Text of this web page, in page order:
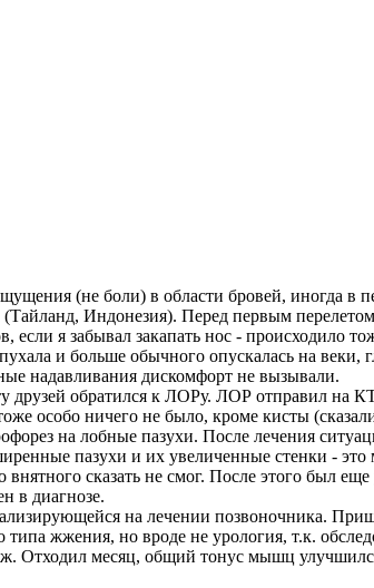
(не боли) в области бровей, иногда в
Индонезия). Перед первым
если я забывал закапать нос -
и больше обычного опускалась на
надавливания дискомфорт не вызывали.
друзей обратился к ЛОРу. ЛОР отправил на
особо ничего не было, кроме кисты
на лобные пазухи. После лечения
пазухи и их увеличенные стенки - это
сказать не смог. После этого был
в диагнозе.
на лечении позвоночника.
жжения, но вроде не урология, т.к.
Отходил месяц, общий тонус мышц